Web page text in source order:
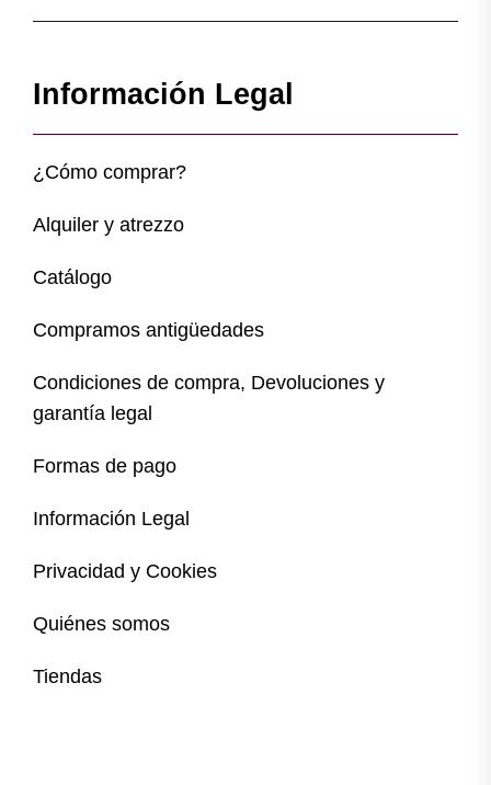
Información Legal
¿Cómo comprar?
Alquiler y atrezzo
Catálogo
Compramos antigüedades
Condiciones de compra, Devoluciones y
garantía legal
Formas de pago
Información Legal
Privacidad y Cookies
Quiénes somos
Tiendas